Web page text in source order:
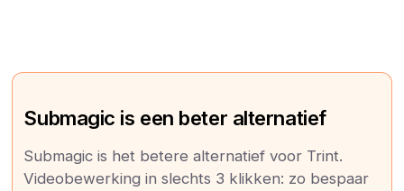
Submagic is een beter alternatief
Submagic is het betere alternatief voor Trint.
Videobewerking in slechts 3 klikken: zo bespaar